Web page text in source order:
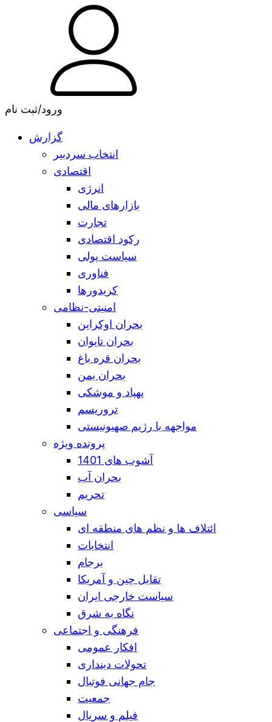
ورود/ثبت نام
گزارش
انتخاب سردبیر
اقتصادی
انرژی
بازارهای مالی
تجارت
رکود اقتصادی
سیاست پولی
فناوری
کریدورها
امنیتی-نظامی
بحران اوکراین
بحران تایوان
بحران قره باغ
بحران یمن
پهپاد و موشکی
تروریسم
مواجهه با رژیم صهیونیستی
پرونده ویژه
آشوب های 1401
بحران آب
تحریم
سیاسی
ائتلاف ها و نظم های منطقه ای
انتخابات
برجام
تقابل چین و آمریکا
سیاست خارجی ایران
نگاه به شرق
فرهنگی و اجتماعی
افکار عمومی
تحولات دینداری
جام جهانی فوتبال
جمعیت
فیلم و سریال